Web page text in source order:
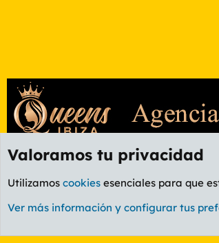
Foro Informática y
Valoramos tu privacidad
Utilizamos cookies esenciales para que
Ver más información y configurar tus